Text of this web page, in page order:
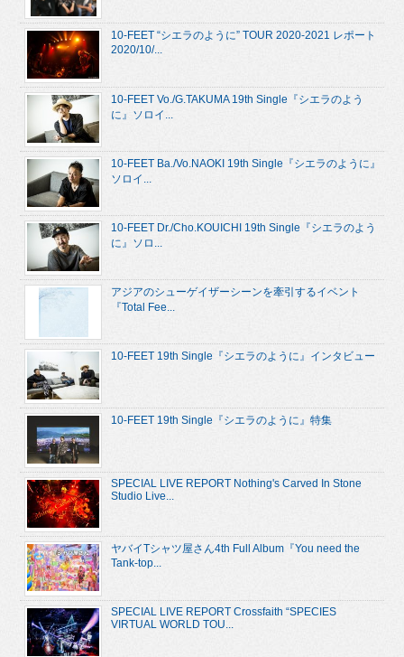
10-FEET “シエラのように” TOUR 2020-2021 レポート
2020/10/...
10-FEET Vo./G.TAKUMA 19th Single『シエラのよう
に』ソロイ...
10-FEET Ba./Vo.NAOKI 19th Single『シエラのように』
ソロイ...
10-FEET Dr./Cho.KOUICHI 19th Single『シエラのよう
に』ソロ...
アジアのシューゲイザーシーンを牽引するイベント
『Total Fee...
10-FEET 19th Single『シエラのように』インタビュー
10-FEET 19th Single『シエラのように』特集
SPECIAL LIVE REPORT Nothing's Carved In Stone
Studio Live...
ヤバイTシャツ屋さん4th Full Album『You need the
Tank-top...
SPECIAL LIVE REPORT Crossfaith “SPECIES
VIRTUAL WORLD TOU...